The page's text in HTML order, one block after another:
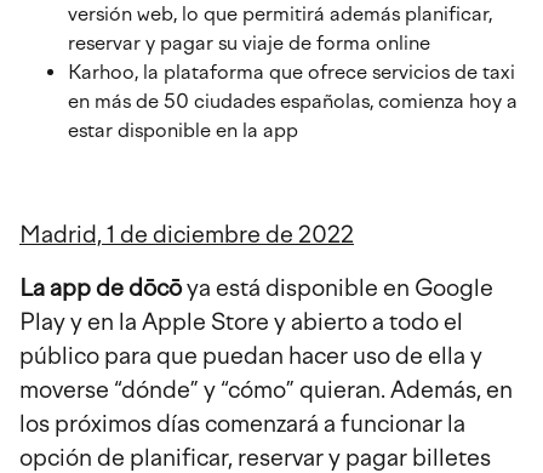
versión web, lo que permitirá además planificar,
reservar y pagar su viaje de forma online
Karhoo, la plataforma que ofrece servicios de taxi
en más de 50 ciudades españolas, comienza hoy a
estar disponible en la app
Madrid, 1 de diciembre de 2022
La app de dōcōya está disponible en Google
Play y en la Apple Store y abierto a todo el
público para que puedan hacer uso de ella y
moverse “dónde” y “cómo” quieran. Además, en
los próximos días comenzará a funcionar la
opción de planificar, reservar y pagar billetes